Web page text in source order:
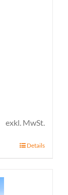
exkl. MwSt.
Details